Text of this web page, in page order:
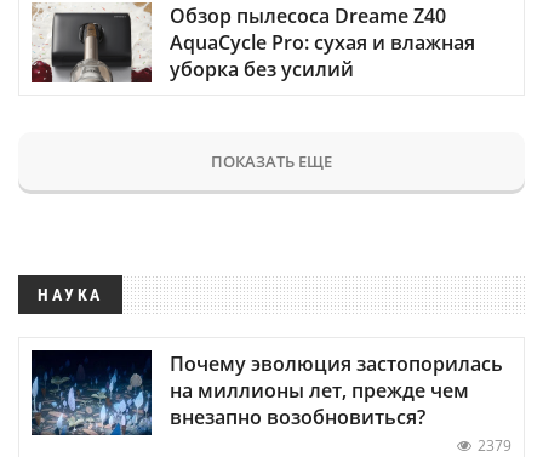
Обзор пылесоса Dreame Z40
AquaCycle Pro: сухая и влажная
уборка без усилий
ПОКАЗАТЬ ЕЩЕ
НАУКА
Почему эволюция застопорилась
на миллионы лет, прежде чем
внезапно возобновиться?
2379